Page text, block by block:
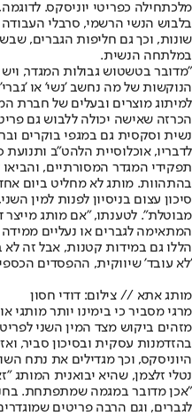
מלכתחילה כפריטי יוניסקס.
בלבוש הנשי הרשמי, סרבלי
שונות, וכך גם חליפות הגברים,
במלתחה הנשית.
"מדובר בטשטוש גבולות המגדר,
הנוקשות של מה נחשב 'נשי' או
הכרזה שאישה יכולה ללבוש גם
נשית וסקסית גם במגפי בוקרים
תפקידי המגדר המסורתיים,
בהתהוות. מותג לא מחליט ביום
סיכון עצום בניסיון לפנות למין
מבוטלת". לטענתו, "אם מותג
הללו גם במידות קטנות, אבל זה
'לא עובד' שיווקית, ההפסדים
מותג אתא // צילום: דודי חסון
מרגי מסביר כי בימינו יותר
מזהים ביקוש מצד המין השני
בהזדמנות עסקית ובסיכון סביר,
היוניסקס, וכך מגדילים את נתח
נטלי זלצמן, שהיא יבואנית המותג
"אכן מדובר במגמה שמתפתחת.
לגברים, וגם הרבה פריטים